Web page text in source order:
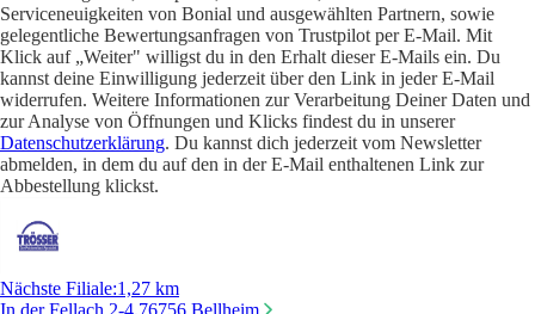
Serviceneuigkeiten von Bonial und ausgewählten Partnern, sowie
gelegentliche Bewertungsanfragen von Trustpilot per E-Mail. Mit
Klick auf „Weiter" willigst du in den Erhalt dieser E-Mails ein. Du
kannst deine Einwilligung jederzeit über den Link in jeder E-Mail
widerrufen. Weitere Informationen zur Verarbeitung Deiner Daten und
zur Analyse von Öffnungen und Klicks findest du in unserer
Datenschutzerklärung. Du kannst dich jederzeit vom Newsletter
abmelden, in dem du auf den in der E-Mail enthaltenen Link zur
Abbestellung klickst.
Nächste Filiale:1,27 km
In der Fellach 2-4,76756 Bellheim